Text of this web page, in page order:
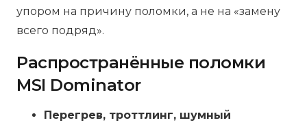
упором на причину поломки, а не на «замену
всего подряд».
Распространённые поломки
MSI Dominator
Перегрев, троттлинг, шумный